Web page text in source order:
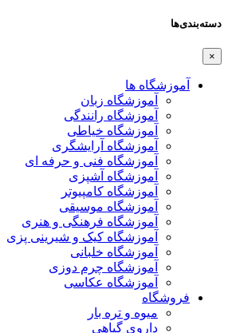
دسته‌بندی‌ها
×
آموزشگاه ها
آموزشگاه زبان
آموزشگاه رانندگی
آموزشگاه خیاطی
آموزشگاه آرایشگری
آموزشگاه فنی و حرفه ای
آموزشگاه آشپزی
آموزشگاه کامپیوتر
آموزشگاه موسیقی
آموزشگاه فرهنگی و هنری
آموزشگاه کیک و شیرینی پزی
آموزشگاه خلبانی
آموزشگاه چرم دوزی
آموزشگاه عکاسی
فروشگاه
میوه و تره بار
داروی گیاهی